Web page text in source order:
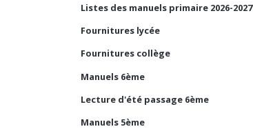
Listes des manuels primaire 2026-2027
Fournitures lycée
Fournitures collège
Manuels 6ème
Lecture d'été passage 6ème
Manuels 5ème